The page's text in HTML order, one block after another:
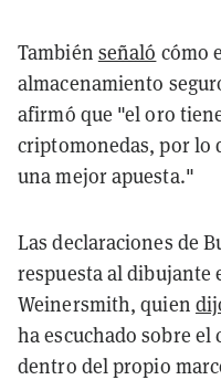
También señaló cómo
almacenamiento
afirmó que "el oro
criptomonedas, por lo
una mejor apuesta."
Las declaraciones de
respuesta al dibujante
Weinersmith, quien
ha escuchado sobre
dentro del propio